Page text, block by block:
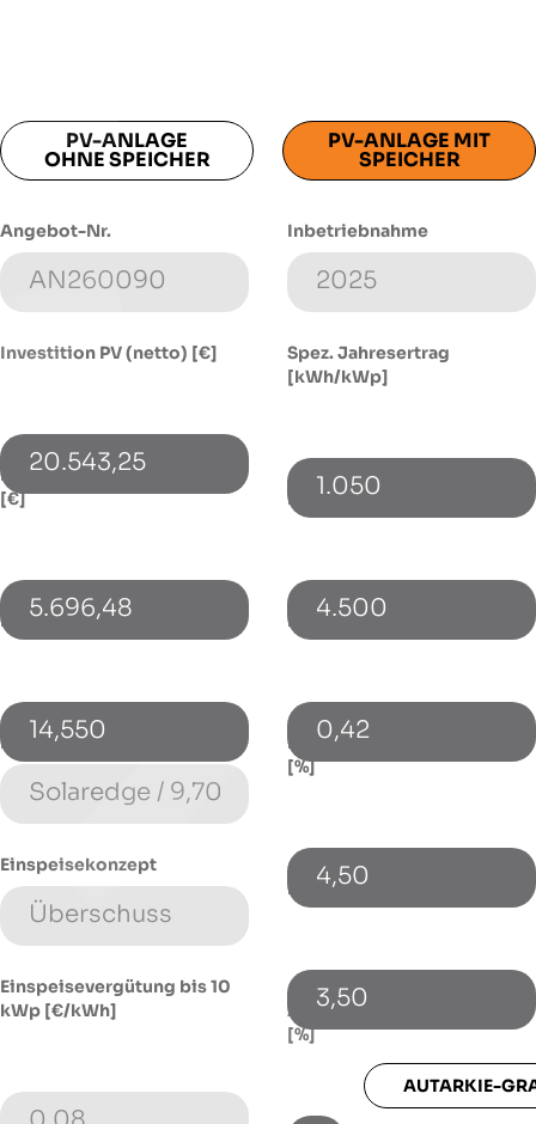
PV-ANLAGE
OHNE SPEICHER
PV-ANLAGE MIT
SPEICHER
Angebot-Nr.
Investition PV (netto) [€]
20.543,25
Investition Speicher (netto)
[€]
5.696,48
PV-Leistung [kWp]
14,550
Energiespeicher (Typ)
Einspeisekonzept
Einspeisevergütung bis 10
kWp [€/kWh]
Inbetriebnahme
Spez. Jahresertrag
[kWh/kWp]
1.050
Energieverbrauch [kWh]
4.500
Bezugspreis [€/kWh]
0,42
Energiepreissteigerung p.a.
[%]
4,50
Fremdkapitalzinssatz [%]
3,50
Autarkie-Grad mit Speicher
[%]
AUTARKIE-